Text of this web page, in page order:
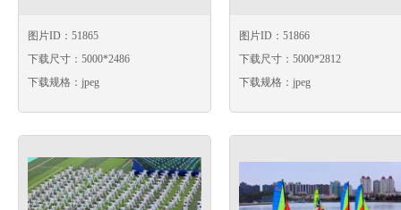
图片ID：51865
下载尺寸：5000*2486
下载规格：jpeg
图片ID：51866
下载尺寸：5000*2812
下载规格：jpeg